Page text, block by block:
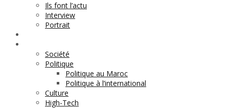
Ils font l’actu
Interview
Portrait
Société
Politique
Politique au Maroc
Politique à l’international
Culture
High-Tech